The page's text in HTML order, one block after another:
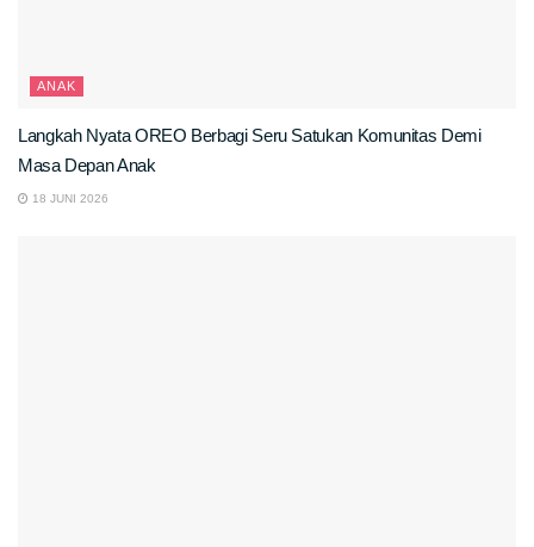
ANAK
Langkah Nyata OREO Berbagi Seru Satukan Komunitas Demi
Masa Depan Anak
18 JUNI 2026